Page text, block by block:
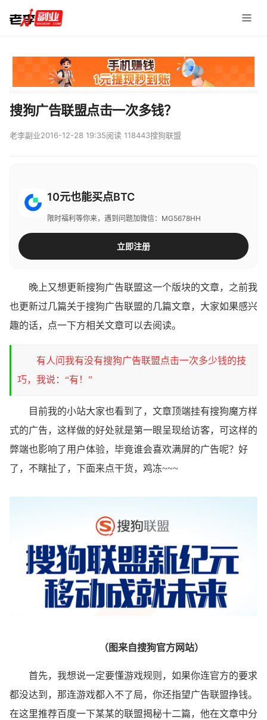
搜狗广告联盟点击一次多钱？
老李副业2016-12-28 19:35阅读 118443搜狗联盟
10元也能买点BTC
限时福利等你来，遇到问题加微信：MG5678HH
立即注册
晚上又想更新搜狗广告联盟这一个版块的文章，之前我
也更新过几篇关于搜狗广告联盟的几篇文章，大家如果感兴
趣的话，点一下方相关文章可以去阅读。
有人问我有没有搜狗广告联盟点击一次多少钱的技
巧，我说：“有！”
目前我的小站大家也看到了，文章顶端挂有搜狗魔方样
式的广告，这样做的好处就是第一眼呈现给访客，可这样的
弊端也影响了用户体验，毕竟谁会喜欢满屏的广告呢？好
了，不瞎扯了，下面来点干货，鸡冻~~~
（图来自搜狗官方网站）
首先，我想说一定要懂游戏规则，如果你连官方的要求
都没达到，那连游戏都入不了局，你还指望广告联盟挣钱。
在这里推荐百度一下某某的联盟揭秘十二篇，他在文章中分